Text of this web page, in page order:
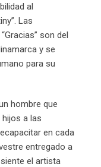
al
Las
son del
y se
para su
hombre que
a las
en cada
entregado a
el artista